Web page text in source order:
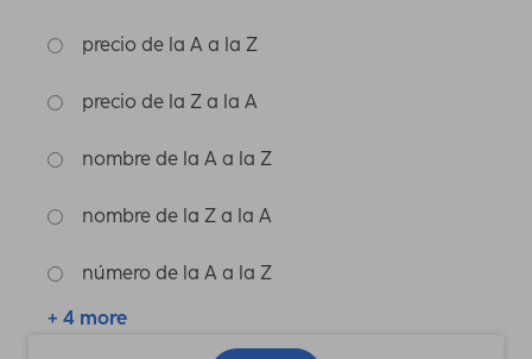
precio de la A a la Z
precio de la Z a la A
nombre de la A a la Z
nombre de la Z a la A
número de la A a la Z
+ 4 more